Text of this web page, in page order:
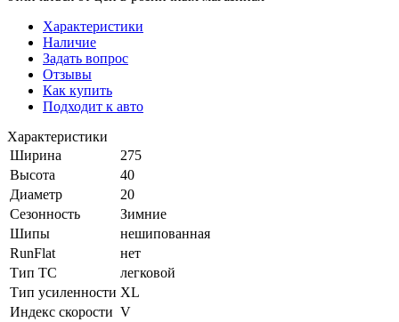
Характеристики
Наличие
Задать вопрос
Отзывы
Как купить
Подходит к авто
Характеристики
Ширина
275
Высота
40
Диаметр
20
Сезонность
Зимние
Шипы
нешипованная
RunFlat
нет
Тип ТС
легковой
Тип усиленности XL
Индекс скорости V